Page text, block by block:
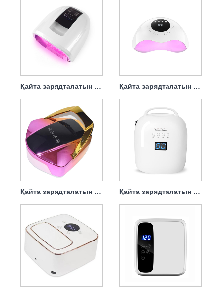
Қайта зарядталатын тырнақ кептіргіш ультракүлгін шам 90w Қайта зарядталатын ең жақсы тырнақ кептіргіш шамы 120w